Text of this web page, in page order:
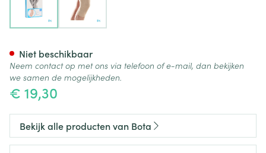
€ 19,30
Niet beschikbaar
Neem contact op met ons via telefoon of e-mail, dan bekijken
we samen de mogelijkheden.
Bekijk alle producten van Bota